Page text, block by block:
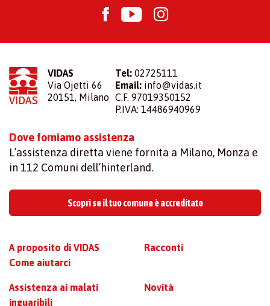
VIDAS
Via Ojetti 66
20151, Milano
Tel: 02725111
Email: info@vidas.it
C.F. 97019350152
P.IVA: 14486940969
Dove forniamo assistenza
L’assistenza diretta viene fornita a Milano, Monza e
in 112 Comuni dell’hinterland.
Scopri se il tuo comune è accreditato
A proposito di VIDAS
Come aiutarci
Assistenza ai malati
inguaribili
Racconti
Novità